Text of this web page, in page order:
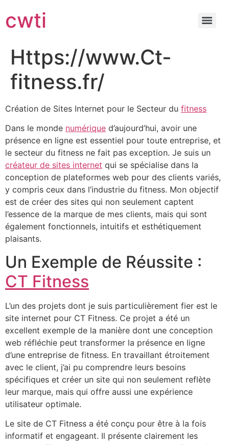
cwti
Https://www.Ct-
fitness.fr/
Création de Sites Internet pour le Secteur du fitness
Dans le monde numérique d’aujourd’hui, avoir une
présence en ligne est essentiel pour toute entreprise, et
le secteur du fitness ne fait pas exception. Je suis un
créateur de sites internet qui se spécialise dans la
conception de plateformes web pour des clients variés,
y compris ceux dans l’industrie du fitness. Mon objectif
est de créer des sites qui non seulement captent
l’essence de la marque de mes clients, mais qui sont
également fonctionnels, intuitifs et esthétiquement
plaisants.
Un Exemple de Réussite :
CT Fitness
L’un des projets dont je suis particulièrement fier est le
site internet pour CT Fitness. Ce projet a été un
excellent exemple de la manière dont une conception
web réfléchie peut transformer la présence en ligne
d’une entreprise de fitness. En travaillant étroitement
avec le client, j’ai pu comprendre leurs besoins
spécifiques et créer un site qui non seulement reflète
leur marque, mais qui offre aussi une expérience
utilisateur optimale.
Le site de CT Fitness a été conçu pour être à la fois
informatif et engageant. Il présente clairement les